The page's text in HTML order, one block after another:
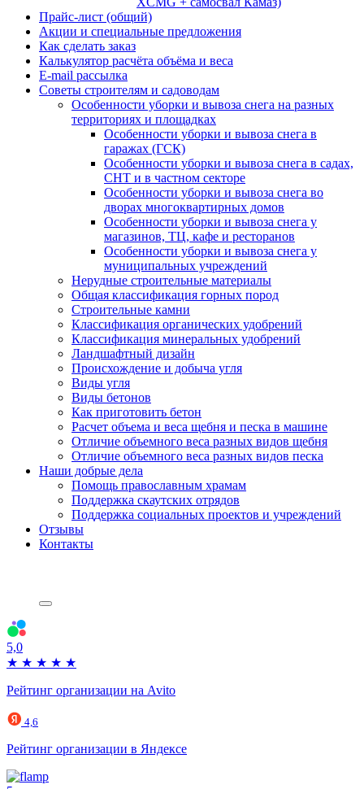
Прайс-лист (общий)
Акции и специальные предложения
Как сделать заказ
Калькулятор расчёта объёма и веса
E-mail рассылка
Советы строителям и садоводам
Особенности уборки и вывоза снега на разных
территориях и площадках
Особенности уборки и вывоза снега в
гаражах (ГСК)
Особенности уборки и вывоза снега в садах,
СНТ и в частном секторе
Особенности уборки и вывоза снега во
дворах многоквартирных домов
Особенности уборки и вывоза снега у
магазинов, ТЦ, кафе и ресторанов
Особенности уборки и вывоза снега у
муниципальных учреждений
Нерудные строительные материалы
Общая классификация горных пород
Строительные камни
Классификация органических удобрений
Классификация минеральных удобрений
Ландшафтный дизайн
Происхождение и добыча угля
Виды угля
Виды бетонов
Как приготовить бетон
Расчет объема и веса щебня и песка в машине
Отличие объемного веса разных видов щебня
Отличие объемного веса разных видов песка
Наши добрые дела
Помощь православным храмам
Поддержка скаутских отрядов
Поддержка социальных проектов и учреждений
Отзывы
Контакты
5,0
★ ★ ★ ★ ★
Рейтинг организации на Avito
4,6
Рейтинг организации в Яндексе